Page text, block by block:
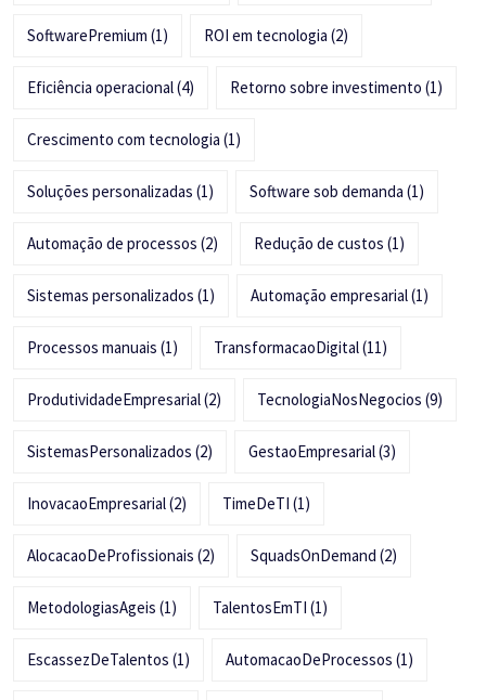
SoftwarePremium (1) ROI em tecnologia (2)
Eficiência operacional(4) Retorno sobre investimento (1)
Crescimento com tecnologia (1)
Soluções personalizadas (1) Software sob demanda (1)
Automação de processos (2) Redução de custos (1)
Sistemas personalizados (1) Automação empresarial(1)
Processos manuais (1) TransformacaoDigital(11)
ProdutividadeEmpresarial(2) TecnologiaNosNegocios (9)
SistemasPersonalizados (2) GestaoEmpresarial(3)
InovacaoEmpresarial(2) TimeDeTI (1)
AlocacaoDeProfissionais (2) SquadsOnDemand (2)
MetodologiasAgeis (1) TalentosEmTI (1)
EscassezDeTalentos (1) AutomacaoDeProcessos (1)